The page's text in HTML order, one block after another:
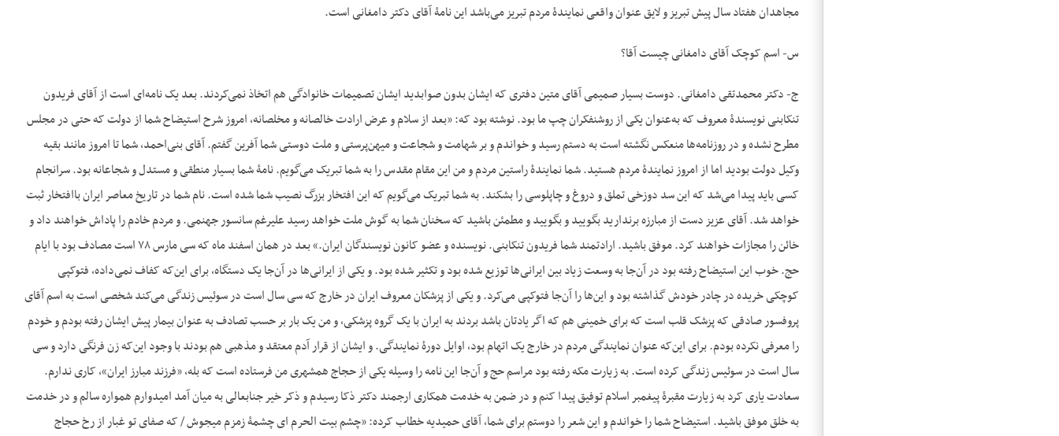
مجاهدان هفتاد سال پیش تبریز و لایق عنوان واقعی نمایندۀ مردم تبریز می‌باشد این نامۀ آقای دکتر دامغانی است.
س- اسم کوچک آقای دامغانی چیست آقا؟
ج- دکتر محمدتقی دامغانی. دوست بسیار صمیمی آقای متین دفتری که ایشان بدون صوابدید ایشان تصمیمات خانوادگی هم اتخاذ نمی‌کردند. بعد یک نامه‌ای است از آقای فریدون
تنکابنی نویسندۀ معروف که به‌عنوان یکی از روشنفکران چپ ما بود. نوشته بود که: «بعد از سلام و عرض ارادت خالصانه و مخلصانه، امروز شرح استیضاح شما از دولت که حتی در مجلس
مطرح نشده و در روزنامه‌ها منعکس نگشته است به دستم رسید و خواندم و بر شهامت و شجاعت و میهن‌پرستی و ملت دوستی شما آفرین گفتم. آقای بنی‌احمد، شما تا امروز مانند بقیه
وکیل دولت بودید اما از امروز نمایندۀ مردم هستید. شما نمایندۀ راستین مردم و من این مقام مقدس را به شما تبریک می‌گویم. نامۀ شما بسیار منطقی و مستدل و شجاعانه بود. سرانجام
کسی باید پیدا می‌شد که این سد دوزخی تملق و دروغ و چاپلوسی را بشکند. به شما تبریک می‌گویم که این افتخار بزرگ نصیب شما شده است. نام شما در تاریخ معاصر ایران باافتخار ثبت
خواهد شد. آقای عزیز دست از مبارزه برندارید بگویید و بگویید و مطمئن باشید که سخنان شما به گوش ملت خواهد رسید علی‎رغم سانسور جهنمی. و مردم خادم را پاداش خواهند داد و
خائن را مجازات خواهند کرد. موفق باشید. ارادتمند شما فریدون تنکابنی. نویسنده و عضو کانون نویسندگان ایران.» بعد در همان اسفند ماه که سی مارس ۷۸ است مصادف بود با ایام
حج. خوب این استیضاح رفته بود در آن‌جا به وسعت زیاد بین ایرانی‌ها توزیع شده بود و تکثیر شده بود. و یکی از ایرانی‌ها در آن‌جا یک دستگاه، برای این‌که کفاف نمی‌داده، فتوکپی
کوچکی خریده در چادر خودش گذاشته بود و این‌ها را آن‌جا فتوکپی می‌کرد. و یکی از پزشکان معروف ایران در خارج که سی سال است در سوئیس زندگی می‌کند شخصی است به اسم آقای
پروفسور صادقی که پزشک قلب است که برای خمینی هم که اگر یادتان باشد بردند به ایران با یک گروه پزشکی، و من یک بار بر حسب تصادف به عنوان بیمار پیش ایشان رفته بودم و خودم
را معرفی نکرده بودم. برای این‌که عنوان نمایندگی مردم در خارج یک اتهام بود، اوایل دورۀ نمایندگی. و ایشان از قرار آدم معتقد و مذهبی هم بودند با وجود این‌که زن فرنگی دارد و سی
سال است در سوئیس زندگی کرده است. به زیارت مکه رفته بود مراسم حج و آن‌جا این نامه را وسیله یکی از حجاج همشهری من فرستاده است که بله، «فرزند مبارز ایران»، کاری ندارم.
سعادت یاری کرد به زیارت مقبرۀ پیغمبر اسلام توفیق پیدا کنم و در ضمن به خدمت همکاری ارجمند دکتر ذکا رسیدم و ذکر خیر جنابعالی به میان آمد امیدوارم همواره سالم و در خدمت
به خلق موفق باشید. استیضاح شما را خواندم و این شعر را دوستم برای شما، آقای حمیدیه خطاب کرده: «چشم بیت الحرم ای چشمۀ زمزم می‎جوش / که صفای تو غبار از رخ حجاج